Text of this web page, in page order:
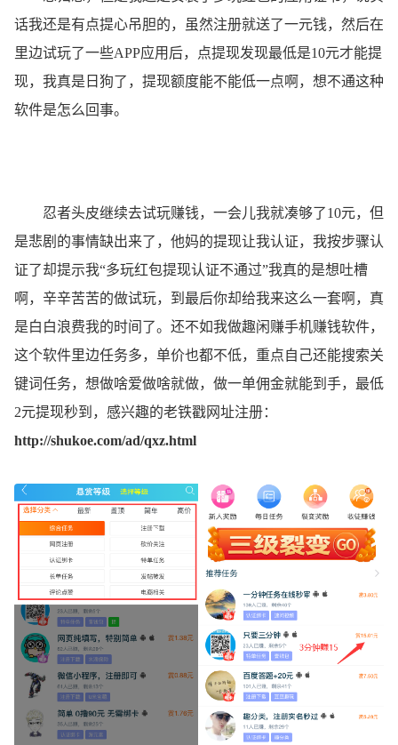
话我还是有点提心吊胆的，虽然注册就送了一元钱，然后在
里边试玩了一些APP应用后，点提现发现最低是10元才能提
现，我真是日狗了，提现额度能不能低一点啊，想不通这种
软件是怎么回事。
忍者头皮继续去试玩赚钱，一会儿我就凑够了10元，但
是悲剧的事情缺出来了，他妈的提现让我认证，我按步骤认
证了却提示我“多玩红包提现认证不通过”我真的是想吐槽
啊，辛辛苦苦的做试玩，到最后你却给我来这么一套啊，真
是白白浪费我的时间了。还不如我做趣闲赚手机赚钱软件，
这个软件里边任务多，单价也都不低，重点自己还能搜索关
键词任务，想做啥爱做啥就做，做一单佣金就能到手，最低
2元提现秒到，感兴趣的老铁戳网址注册：
http://shukoe.com/ad/qxz.html